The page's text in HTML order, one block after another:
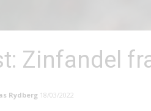
Zinfandel
Rydberg 18/03/2022